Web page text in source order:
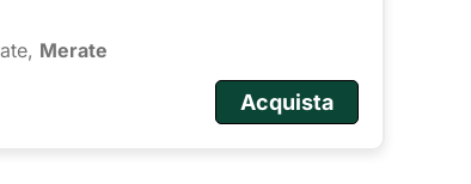
Merate
Acquista